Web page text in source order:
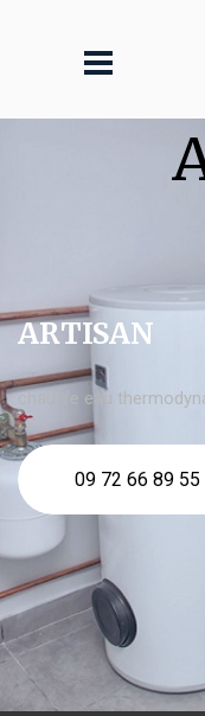
ARTISAN
chauffe eau
09 72 66 89 55